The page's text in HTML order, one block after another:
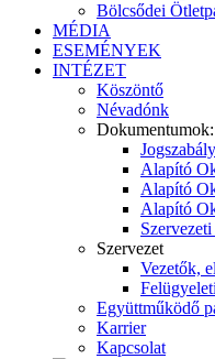
Bölcsődei
MÉDIA
ESEMÉNYEK
INTÉZET
Köszöntő
Névadónk
Dokumentumok:
Alapító
Alapító
Alapító
Szervezet
Vezetők,
Együttműködő
Karrier
Kapcsolat